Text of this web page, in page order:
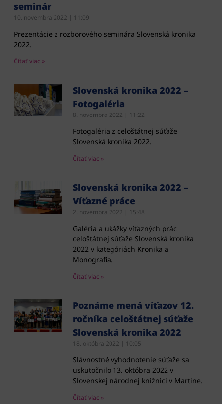
seminár
10. novembra 2022 11:09
Prezentácie z rozborového seminára Slovenská kronika
2022.
Čítať viac »
Slovenská kronika 2022 –
Fotogaléria
8. novembra 2022 11:22
Fotogaléria z celoštátnej súťaže
Slovenská kronika 2022.
Čítať viac »
Slovenská kronika 2022 –
Víťazné práce
2. novembra 2022 15:48
Galéria a ukážky víťazných prác
celoštátnej súťaže Slovenská kronika
2022 v kategóriách Kronika a
Monografia.
Čítať viac »
Poznáme mená víťazov 12.
ročníka celoštátnej súťaže
Slovenská kronika 2022
18. októbra 2022 10:05
Slávnostné vyhodnotenie súťaže sa
uskutočnilo 13. októbra 2022 v
Slovenskej národnej knižnici v Martine.
Čítať viac »